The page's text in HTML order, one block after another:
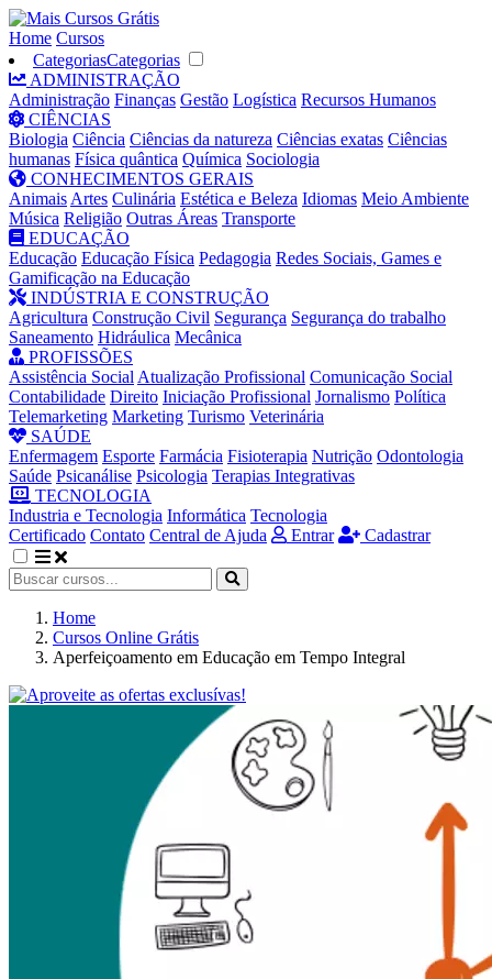
Home Cursos
CategoriasCategorias
ADMINISTRAÇÃO
Administração Finanças Gestão Logística Recursos Humanos
CIÊNCIAS
Biologia Ciência Ciências da natureza Ciências exatas Ciências
humanas Física quântica Química Sociologia
CONHECIMENTOS GERAIS
Animais Artes Culinária Estética e Beleza Idiomas Meio Ambiente
Música Religião Outras Áreas Transporte
EDUCAÇÃO
Educação Educação Física Pedagogia Redes Sociais, Games e
Gamificação na Educação
INDÚSTRIA E CONSTRUÇÃO
Agricultura Construção Civil Segurança Segurança do trabalho
Saneamento Hidráulica Mecânica
PROFISSÕES
Assistência Social Atualização Profissional Comunicação Social
Contabilidade Direito Iniciação Profissional Jornalismo Política
Telemarketing Marketing Turismo Veterinária
SAÚDE
Enfermagem Esporte Farmácia Fisioterapia Nutrição Odontologia
Saúde Psicanálise Psicologia Terapias Integrativas
TECNOLOGIA
Industria e Tecnologia Informática Tecnologia
Certificado Contato Central de Ajuda Entrar Cadastrar
Home
Cursos Online Grátis
Aperfeiçoamento em Educação em Tempo Integral